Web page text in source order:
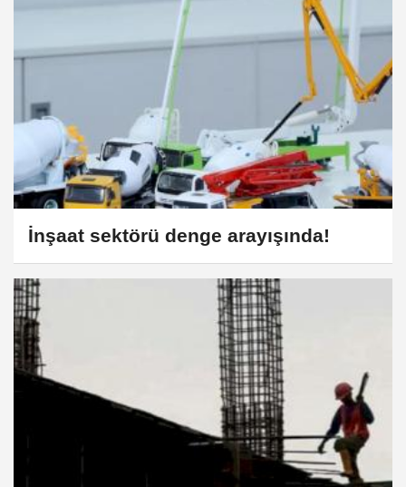
İnşaat sektörü denge arayışında!